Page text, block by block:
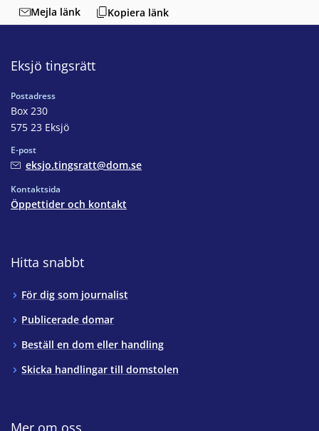
Mejla länk
Kopiera länk
Eksjö tingsrätt
Postadress
Box 230
575 23 Eksjö
E-post
eksjo.tingsratt@dom.se
Kontaktsida
Öppettider och kontakt
Hitta snabbt
För dig som journalist
Publicerade domar
Beställ en dom eller handling
Skicka handlingar till domstolen